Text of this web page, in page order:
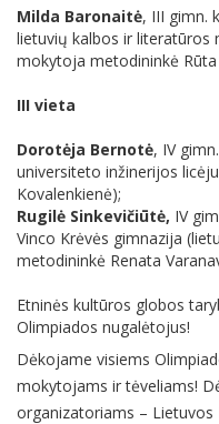
Milda Baronaitė, III gimn.
lietuvių kalbos ir literatūros
mokytoja metodininkė Rūta
III vieta
Dorotėja Bernotė, IV
universiteto inžinerijos
Kovalenkienė);
Rugilė Sinkevičiūtė, IV
Vinco Krėvės gimnazija
metodininkė Renata
Etninės kultūros globos
Olimpiados nugalėtojus!
Dėkojame visiems
mokytojams ir tėveliams!
organizatoriams –